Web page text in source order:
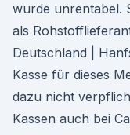
wurde unrentabel.
als
Deutschland |
Kasse für dieses
dazu nicht
Kassen auch bei